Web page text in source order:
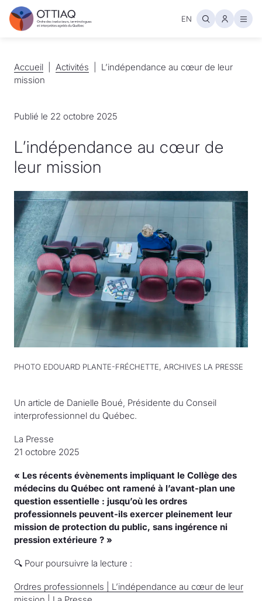
EN
Accueil
Accueil Activités
Activités
L’indépendance au cœur de leur
mission
Publié le 22 octobre 2025
L’indépendance au cœur de
leur mission
PHOTO EDOUARD PLANTE-FRÉCHETTE, ARCHIVES LA PRESSE
Un article de Danielle Boué, Présidente du Conseil
interprofessionnel du Québec.
La Presse
21 octobre 2025
« Les récents évènements impliquant le Collège des
médecins du Québec ont ramené à l’avant-plan une
question essentielle : jusqu’où les ordres
professionnels peuvent-ils exercer pleinement leur
mission de protection du public, sans ingérence ni
pression extérieure ? »
🔍 Pour poursuivre la lecture :
Ordres professionnels | L’indépendance au cœur de leur